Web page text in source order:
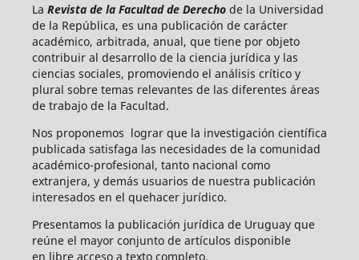
La Revista de la Facultad de Derecho de la Universidad
de la República, es una publicación de carácter
académico, arbitrada, anual, que tiene por objeto
contribuir al desarrollo de la ciencia jurídica y las
ciencias sociales, promoviendo el análisis crítico y
plural sobre temas relevantes de las diferentes áreas
de trabajo de la Facultad.
Nos proponemos lograr que la investigación científica
publicada satisfaga las necesidades de la comunidad
académico-profesional, tanto nacional como
extranjera, y demás usuarios de nuestra publicación
interesados en el quehacer jurídico.
Presentamos la publicación jurídica de Uruguay que
reúne el mayor conjunto de artículos disponible
en libre acceso a texto completo.